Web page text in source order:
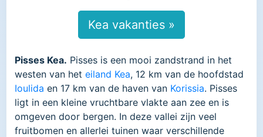
Kea vakanties »
Pisses Kea. Pisses is een mooi zandstrand in het
westen van het eiland Kea, 12 km van de hoofdstad
Ioulida en 17 km van de haven van Korissia. Pisses
ligt in een kleine vruchtbare vlakte aan zee en is
omgeven door bergen. In deze vallei zijn veel
fruitbomen en allerlei tuinen waar verschillende